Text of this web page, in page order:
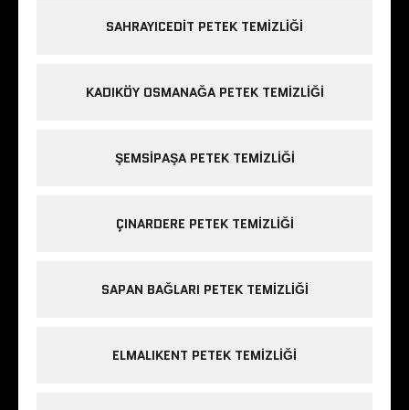
SAHRAYICEDIT PETEK TEMIZLIĞI
KADIKÖY OSMANAĞA PETEK TEMIZLIĞI
ŞEMSIPAŞA PETEK TEMIZLIĞI
ÇINARDERE PETEK TEMIZLIĞI
SAPAN BAĞLARI PETEK TEMIZLIĞI
ELMALIKENT PETEK TEMIZLIĞI